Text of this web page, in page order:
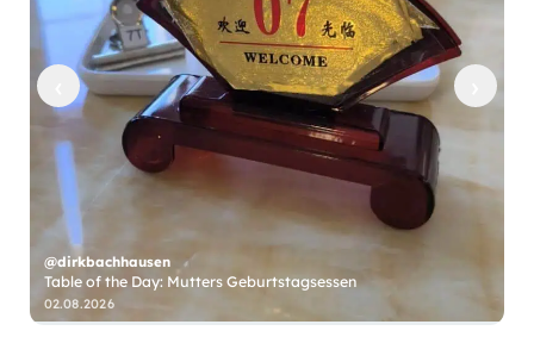
@dirkbachhausen
Table of the Day: Mutters Geburtstagsessen
02.08.2026